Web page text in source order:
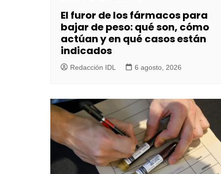
El furor de los fármacos para
bajar de peso: qué son, cómo
actúan y en qué casos están
indicados
Redacción IDL 6 agosto, 2026